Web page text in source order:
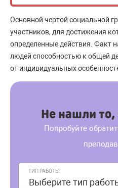
Основной чертой социальной
участников, для достижения
определенные действия. Факт
людей способностью к общей
от индивидуальных
Не нашли то,
Попробуйте
ТИП РАБОТЫ
Выберите тип